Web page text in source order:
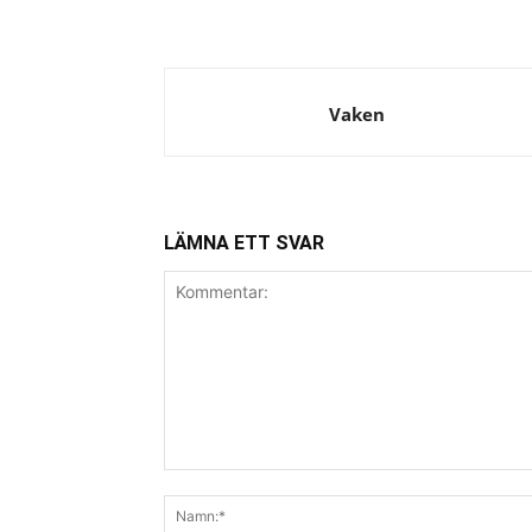
Vaken
LÄMNA ETT SVAR